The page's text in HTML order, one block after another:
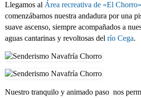
Llegamos al Área recreativa de «El Chorro»
comenzábamos nuestra andadura por una
suave ascenso, siempre acompañados a
aguas cantarinas y revoltosas del río Cega.
Nuestro tranquilo y animado paso nos